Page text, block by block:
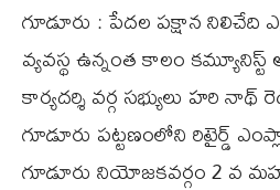
గూడూరు : పేదల పక్షాన నిలిచేది
వ్యవస్థ ఉన్నంత కాలం
కార్యదర్శి వర్గ సభ్యులు హరి నాథ్
గూడూరు పట్టణంలోని రిటైర్డ్
గూడూరు నియోజకవర్గం 2 వ